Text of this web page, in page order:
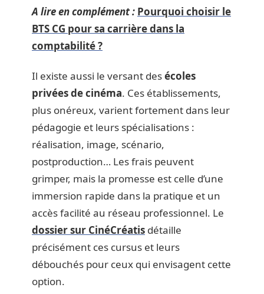
A lire en complément : Pourquoi choisir le
BTS CG pour sa carrière dans la
comptabilité ?
Il existe aussi le versant desécoles
privées de cinéma. Ces établissements,
plus onéreux, varient fortement dans leur
pédagogie et leurs spécialisations :
réalisation, image, scénario,
postproduction… Les frais peuvent
grimper, mais la promesse est celle d’une
immersion rapide dans la pratique et un
accès facilité au réseau professionnel. Le
dossier sur CinéCréatis détaille
précisément ces cursus et leurs
débouchés pour ceux qui envisagent cette
option.